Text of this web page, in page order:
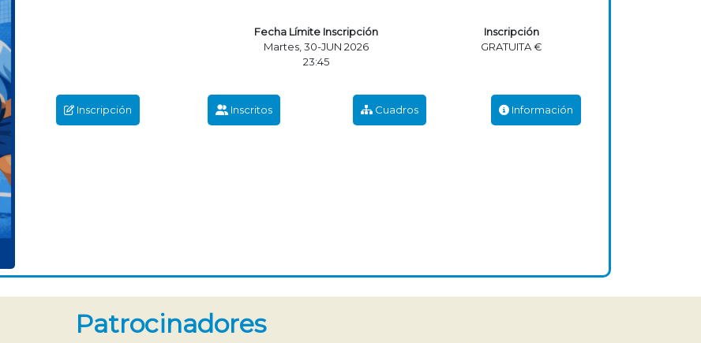
Fecha Límite Inscripción
Martes, 30-JUN 2026
23:45
Inscripción
GRATUITA €
Inscripción Inscritos Cuadros Información
Patrocinadores